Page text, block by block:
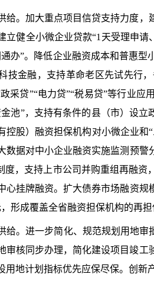
。加大重点项目信贷支持力度，
立健全小微企业贷款“1天受理申
办”。降低企业融资成本和普惠
技金融，支持革命老区先试先行
采贷”“电力贷”“税易贷”等行业
池”，支持有条件的县（市）设
控股）融资担保机构对小微企业
数据对中小企业融资实施监测预
度，支持上市公司并购重组再融
心挂牌融资。扩大债券市场融资
形成覆盖全省融资担保机构的再
。进一步简化、规范规划用地审
审核同步办理，简化建设项目竣
用地计划指标优先应保尽保。创